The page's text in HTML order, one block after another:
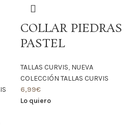
COLLAR PIEDRAS
PASTEL
TALLAS CURVIS, NUEVA
COLECCIÓN TALLAS CURVIS
6,99€
Lo quiero